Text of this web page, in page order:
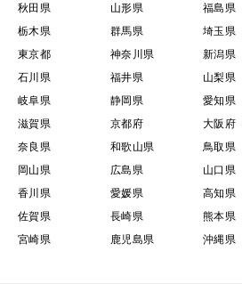
秋田県
山形県 福島県
栃木県
群馬県 埼玉県
東京都
神奈川県 新潟県
石川県
福井県 山梨県
岐阜県
静岡県 愛知県
滋賀県
京都府 大阪府
奈良県
和歌山県 鳥取県
岡山県
広島県 山口県
香川県
愛媛県 高知県
佐賀県
長崎県 熊本県
宮崎県
鹿児島県 沖縄県